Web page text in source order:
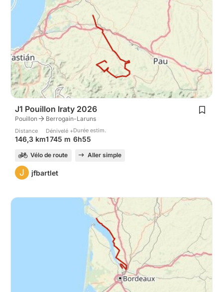
J1 Pouillon Iraty 2026
Pouillon Berrogain-Laruns
Distance
146,3 km
Dénivelé +
1 745 m
Durée estim.
6h55
Vélo de route Aller simple
J jfbartlet